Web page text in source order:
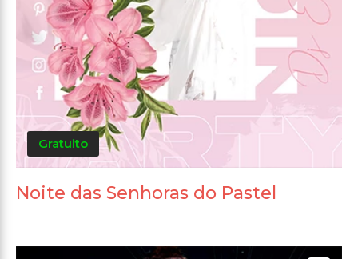
Gratuito
Noite das Senhoras do Pastel